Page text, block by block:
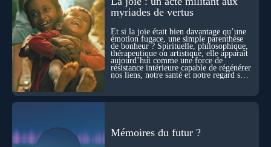
durant ses sorties, protocoles scientifiques… et toujours, cette
sensation étrange d’être relié à bien plus vaste que lui-même
! Sommes-nous à l’aube d’une révolution de la conscience ?
Sans doute. Mais encore faut-il accepter d’explorer ces
territoires avec lucidité, et rigueur…
myriades de vertus
Et si la joie était bien davantage qu’une
émotion fugace, une simple parenthèse
de bonheur ? Spirituelle, philosophique,
thérapeutique ou artistique, elle apparaît
aujourd’hui comme une force de
résistance intérieure capable de régénérer
nos liens, notre santé et notre regard sur
Mémoires du futur ?